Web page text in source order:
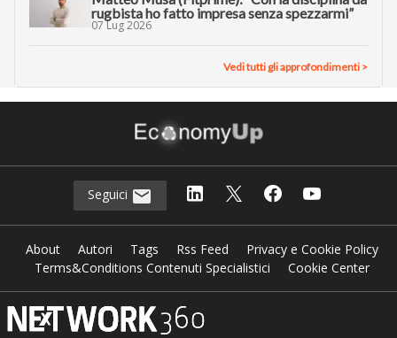
rugbista ho fatto impresa senza spezzarmi”
07 Lug 2026
Vedi tutti gli approfondimenti >
Seguici
About Autori Tags Rss Feed
Privacy e Cookie Policy
Terms&Conditions Contenuti Specialistici
Cookie Center